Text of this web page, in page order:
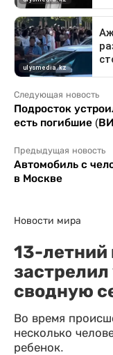
Следующая новость
Подросток
есть погибшие
Предыдущая новость
Автомобиль с
в Москве
Новости мира
13-летний
сводную
Во время
несколько
ребенок.